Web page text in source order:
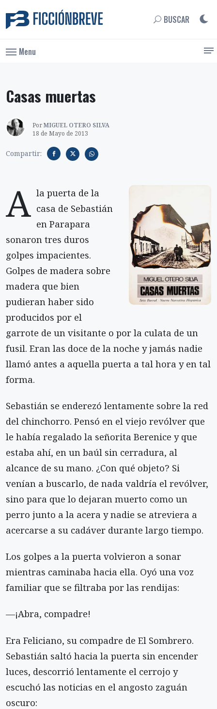
BUSCAR
Menu
Casas muertas
PorMIGUEL OTERO SILVA
18 de Mayo de 2013
Compartir:
A la puerta de la
casa de Sebastián
en Parapara
sonaron tres duros
golpes impacientes.
Golpes de madera sobre
madera que bien
pudieran haber sido
producidos por el
garrote de un visitante o por la culata de un
fusil. Eran las doce de la noche y jamás nadie
llamó antes a aquella puerta a tal hora y en tal
forma.
Sebastián se enderezó lentamente sobre la red
del chinchorro. Pensó en el viejo revólver que
le había regalado la señorita Berenice y que
estaba ahí, en un baúl sin cerradura, al
alcance de su mano. ¿Con qué objeto? Si
venían a buscarlo, de nada valdría el revólver,
sino para que lo dejaran muerto como un
perro junto a la acera y nadie se atreviera a
acercarse a su cadáver durante largo tiempo.
Los golpes a la puerta volvieron a sonar
mientras caminaba hacia ella. Oyó una voz
familiar que se filtraba por las rendijas:
—¡Abra, compadre!
Era Feliciano, su compadre de El Sombrero.
Sebastián saltó hacia la puerta sin encender
luces, descorrió lentamente el cerrojo y
escuchó las noticias en el angosto zaguán
oscuro: